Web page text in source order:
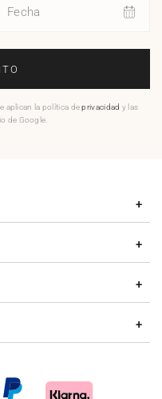
Fecha
aplican la política deprivacidad y las
de Google.